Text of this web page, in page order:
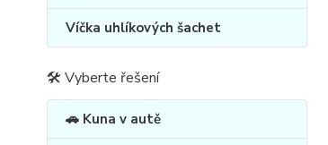
Víčka uhlíkových šachet
🛠 Vyberte řešení
🚗 Kuna v autě